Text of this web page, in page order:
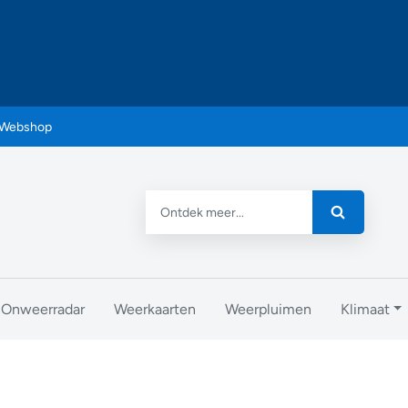
Onweerradar Weerkaarten Weerpluimen Klimaat